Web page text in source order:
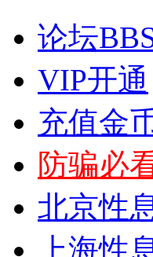
论坛
VIP开通
充值金
防骗必
北京性
上海性